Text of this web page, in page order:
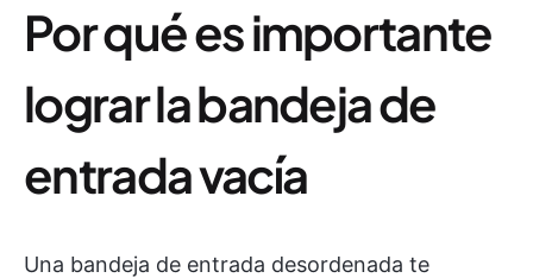
Por qué es importante
lograr la bandeja de
entrada vacía
Una bandeja de entrada desordenada te